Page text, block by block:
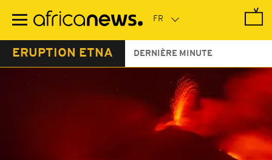
contenu
ERUPTION ETNA DERNIÈRE MINUTE